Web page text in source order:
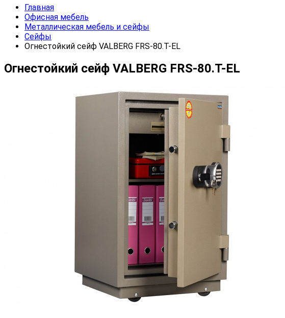
Главная
Офисная мебель
Металлическая мебель и сейфы
Сейфы
Огнестойкий сейф VALBERG FRS-80.T-EL
Огнестойкий сейф VALBERG FRS-80.T-EL